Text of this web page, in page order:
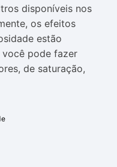
disponíveis nos
os efeitos
estão
você pode fazer
de saturação,